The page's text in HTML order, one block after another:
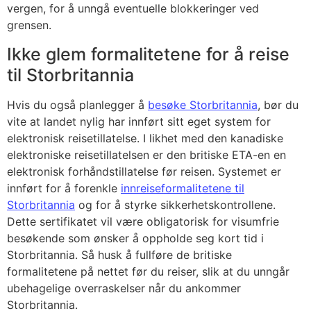
vergen, for å unngå eventuelle blokkeringer ved
grensen.
Ikke glem formalitetene for å reise
til Storbritannia
Hvis du også planlegger å besøke Storbritannia, bør du
vite at landet nylig har innført sitt eget system for
elektronisk reisetillatelse. I likhet med den kanadiske
elektroniske reisetillatelsen er den britiske ETA-en en
elektronisk forhåndstillatelse før reisen. Systemet er
innført for å forenkle innreiseformalitetene til
Storbritannia og for å styrke sikkerhetskontrollene.
Dette sertifikatet vil være obligatorisk for visumfrie
besøkende som ønsker å oppholde seg kort tid i
Storbritannia. Så husk å fullføre de britiske
formalitetene på nettet før du reiser, slik at du unngår
ubehagelige overraskelser når du ankommer
Storbritannia.